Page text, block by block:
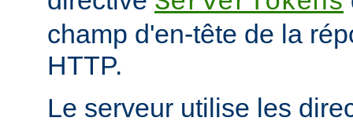
champ d'en-tête de la
HTTP.
Le serveur utilise les